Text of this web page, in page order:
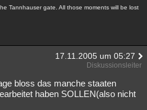
Tannhauser gate. All those moments will be lost
17.11.2005 um 05:27
Diskussionsleiter
bloss das manche staaten
haben SOLLEN(also nicht